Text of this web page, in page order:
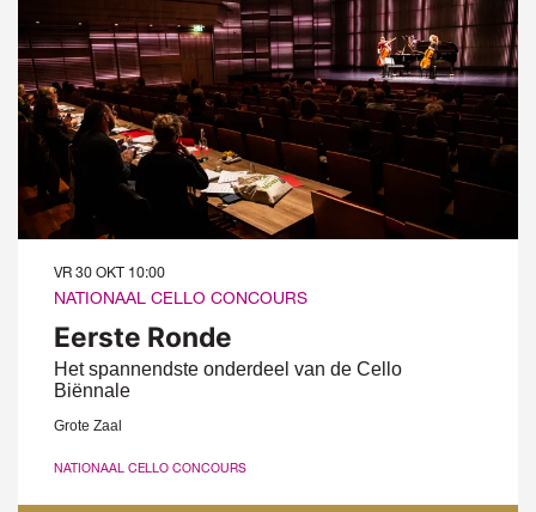
Eerste Ronde
Het spannendste onderdeel van de Cello
Biënnale
NATIONAAL CELLO CONCOURS
VR 30 OKT 10:00
Grote Zaal
NATIONAAL CELLO CONCOURS